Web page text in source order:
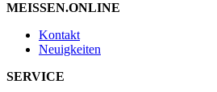
MEISSEN.ONLINE
Kontakt
Neuigkeiten
SERVICE